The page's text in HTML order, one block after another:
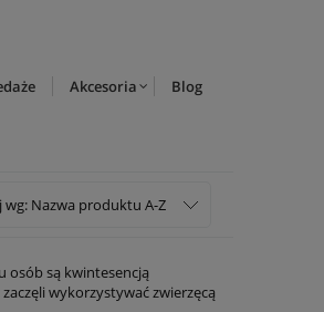
Akcesoria Blog
wg: Nazwa produktu A-Z
osób są kwintesencją
wykorzystywać zwierzęcą